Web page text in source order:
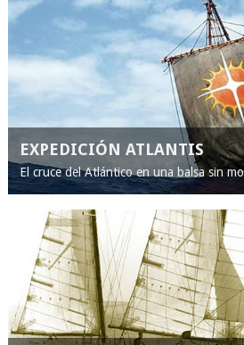
EXPEDICIÓN ATLANTIS
El cruce del Atlántico en una balsa sin